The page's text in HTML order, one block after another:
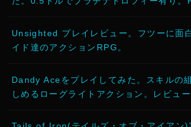
Unsighted プレイレビュー。フツーに面
イド達のアクションRPG。
Dandy Aceをプレイしてみた。スキルの
しめるローグライトアクション。レビュー